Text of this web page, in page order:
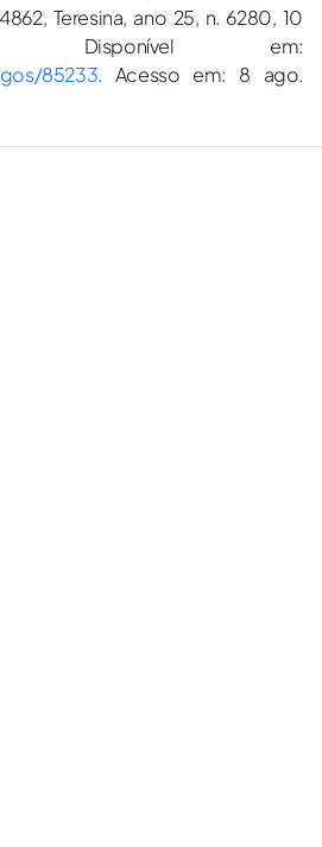
Teresina, ano 25, n. 6280, 10
Disponível em:
85233. Acesso em: 8 ago.